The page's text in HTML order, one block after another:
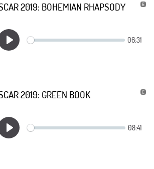
2019: BOHEMIAN RHAPSODY
2019: GREEN BOOK